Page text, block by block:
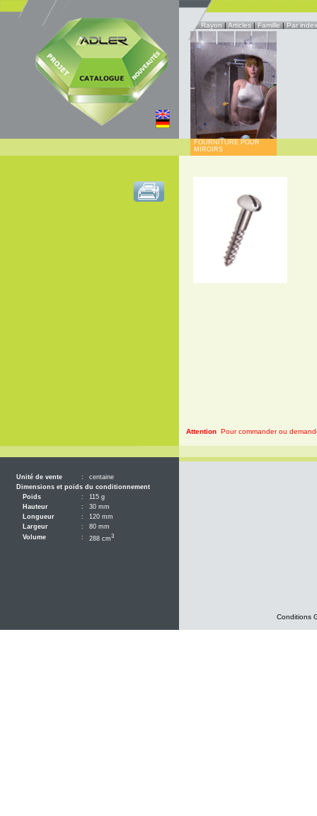
Rayon|Articles|Famille|Par index
Unité de vente :
centaine
Dimensions et poids du conditionnement
Poids
:
115 g
Hauteur
:
30 mm
Longueur
:
120 mm
Largeur
:
80 mm
Volume
: 288 cm3
FOURNITURE POUR
MIROIRS
Attention Pour commander ou
Conditions